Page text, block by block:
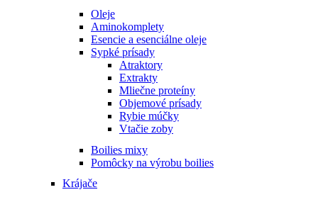
Oleje
Aminokomplety
Esencie a esenciálne oleje
Sypké prísady
Atraktory
Extrakty
Mliečne proteíny
Objemové prísady
Rybie múčky
Vtačie zoby
Boilies mixy
Pomôcky na výrobu boilies
Krájače